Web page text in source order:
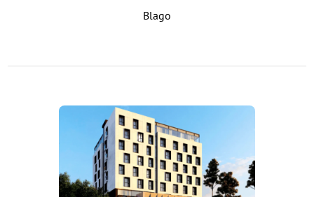
Blago